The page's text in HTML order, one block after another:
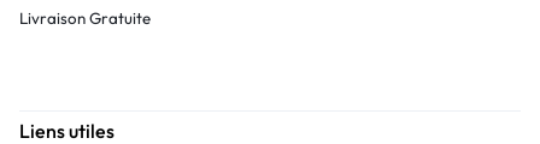
Livraison Gratuite
Liens utiles